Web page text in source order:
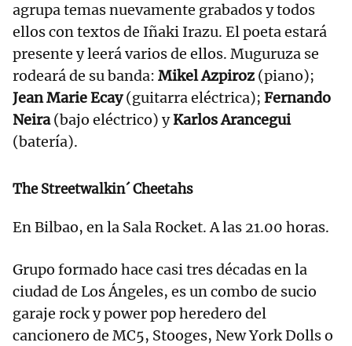
agrupa temas nuevamente grabados y todos
ellos con textos de Iñaki Irazu. El poeta estará
presente y leerá varios de ellos. Muguruza se
rodeará de su banda: Mikel Azpiroz (piano);
Jean Marie Ecay(guitarra eléctrica); Fernando
Neira(bajo eléctrico) yKarlos Arancegui
(batería).
The Streetwalkin´ Cheetahs
En Bilbao, en la Sala Rocket. A las 21.00 horas.
Grupo formado hace casi tres décadas en la
ciudad de Los Ángeles, es un combo de sucio
garaje rock y power pop heredero del
cancionero de MC5, Stooges, New York Dolls o